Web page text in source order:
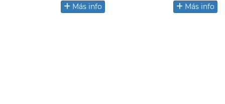
Más info Más info